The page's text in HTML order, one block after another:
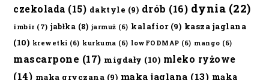
czekolada (15) daktyle (9) drób (16) dynia (22)
imbir (7) jabłka (8) jarmuż (6) kalafior(9) kasza jaglana
(10) krewetki (6) kurkuma (6) lowFODMAP (6) mango (6)
mascarpone (17) migdały (10) mleko ryżowe
(14) mąka gryczana (9) mąka jaglana (13) mąka